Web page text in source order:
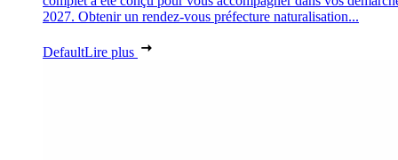
2027. Obtenir un rendez-vous préfecture naturalisation...
DefaultLire plus